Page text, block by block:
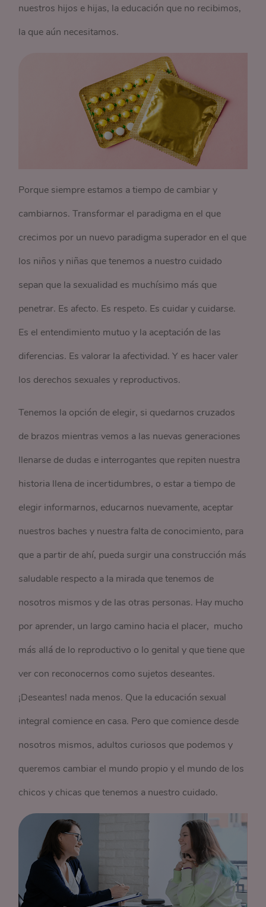
nuestros hijos e hijas, la educación que no recibimos,
la que aún necesitamos.
Porque siempre estamos a tiempo de cambiar y
cambiarnos. Transformar el paradigma en el que
crecimos por un nuevo paradigma superador en el que
los niños y niñas que tenemos a nuestro cuidado
sepan que la sexualidad es muchísimo más que
penetrar. Es afecto. Es respeto. Es cuidar y cuidarse.
Es el entendimiento mutuo y la aceptación de las
diferencias. Es valorar la afectividad. Y es hacer valer
los derechos sexuales y reproductivos.
Tenemos la opción de elegir, si quedarnos cruzados
de brazos mientras vemos a las nuevas generaciones
llenarse de dudas e interrogantes que repiten nuestra
historia llena de incertidumbres, o estar a tiempo de
elegir informarnos, educarnos nuevamente, aceptar
nuestros baches y nuestra falta de conocimiento, para
que a partir de ahí, pueda surgir una construcción más
saludable respecto a la mirada que tenemos de
nosotros mismos y de las otras personas. Hay mucho
por aprender, un largo camino hacia el placer, mucho
más allá de lo reproductivo o lo genital y que tiene que
ver con reconocernos como sujetos deseantes.
¡Deseantes! nada menos. Que la educación sexual
integral comience en casa. Pero que comience desde
nosotros mismos, adultos curiosos que podemos y
queremos cambiar el mundo propio y el mundo de los
chicos y chicas que tenemos a nuestro cuidado.